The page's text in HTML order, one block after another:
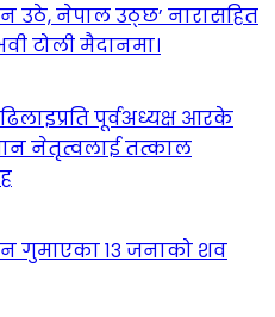
उठे, नेपाल उठ्छ’ नारासहित
टोली मैदानमा।
पूर्वअध्यक्ष आरके
नेतृत्वलाई तत्काल
गुमाएका १३ जनाको शव